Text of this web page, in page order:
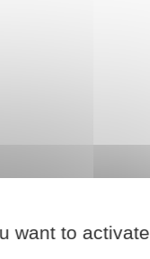
want to activate